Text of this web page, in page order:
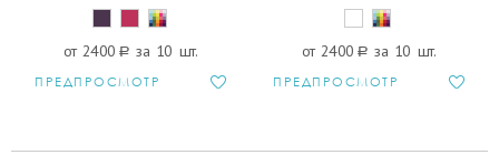
от 2400 a за 10 шт.
ПРЕДПРОСМОТР
от 2400 a за 10 шт.
ПРЕДПРОСМОТР